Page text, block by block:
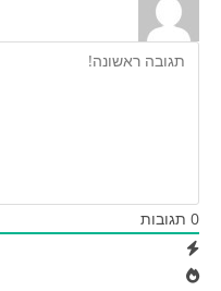
0 תגובות